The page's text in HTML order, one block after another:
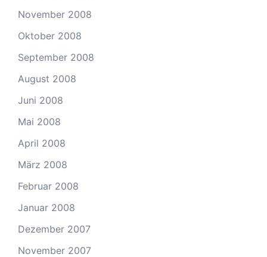
November 2008
Oktober 2008
September 2008
August 2008
Juni 2008
Mai 2008
April 2008
März 2008
Februar 2008
Januar 2008
Dezember 2007
November 2007